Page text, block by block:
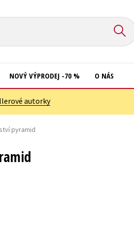
dospělé
děti
NOVÝ VÝPRODEJ -70 % O NÁS
autorky
pyramid